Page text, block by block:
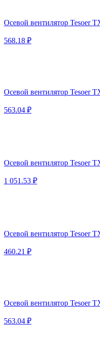
Осевой вентилятор Tesoer
568.18 ₽
Осевой вентилятор Tesoer
563.04 ₽
Осевой вентилятор Tesoer
1 051.53 ₽
Осевой вентилятор Tesoer
460.21 ₽
Осевой вентилятор Tesoer
563.04 ₽